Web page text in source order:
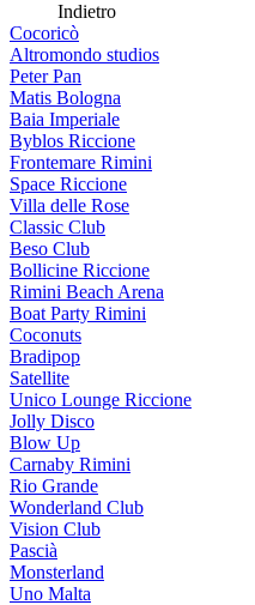
Indietro
Cocoricò
Altromondo studios
Peter Pan
Matis Bologna
Baia Imperiale
Byblos Riccione
Frontemare Rimini
Space Riccione
Villa delle Rose
Classic Club
Beso Club
Bollicine Riccione
Rimini Beach Arena
Boat Party Rimini
Coconuts
Bradipop
Satellite
Unico Lounge Riccione
Jolly Disco
Blow Up
Carnaby Rimini
Rio Grande
Wonderland Club
Vision Club
Pascià
Monsterland
Uno Malta